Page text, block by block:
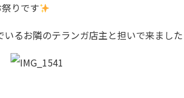
りです
いるお隣のテランガ店主と担いで来ま